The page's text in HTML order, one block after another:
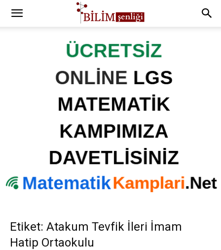
Etiket: Atakum Tevfik İleri İmam
Hatip Ortaokulu